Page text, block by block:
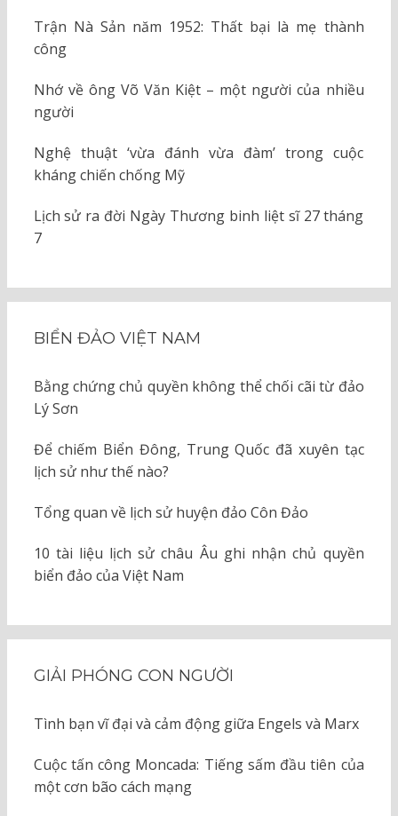
Trận Nà Sản năm 1952: Thất bại là mẹ thành
công
Nhớ về ông Võ Văn Kiệt – một người của nhiều
người
Nghệ thuật ‘vừa đánh vừa đàm’ trong cuộc
kháng chiến chống Mỹ
Lịch sử ra đời Ngày Thương binh liệt sĩ 27 tháng
7
BIỂN ĐẢO VIỆT NAM
Bằng chứng chủ quyền không thể chối cãi từ đảo
Lý Sơn
Để chiếm Biển Đông, Trung Quốc đã xuyên tạc
lịch sử như thế nào?
Tổng quan về lịch sử huyện đảo Côn Đảo
10 tài liệu lịch sử châu Âu ghi nhận chủ quyền
biển đảo của Việt Nam
GIẢI PHÓNG CON NGƯỜI
Tình bạn vĩ đại và cảm động giữa Engels và Marx
Cuộc tấn công Moncada: Tiếng sấm đầu tiên của
một cơn bão cách mạng